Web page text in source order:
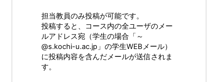
担当教員のみ投稿が可能です。
投稿すると、コース内の全ユーザのメー
ルアドレス宛（学生の場合「～
@s.kochi-u.ac.jp」の学生WEBメール）
に投稿内容を含んだメールが送信されま
す。